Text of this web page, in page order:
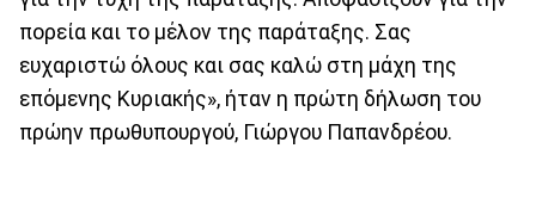
πορεία και το μέλον της παράταξης. Σας
ευχαριστώ όλους και σας καλώ στη μάχη της
επόμενης Κυριακής», ήταν η πρώτη δήλωση του
πρώην πρωθυπουργού, Γιώργου Παπανδρέου.